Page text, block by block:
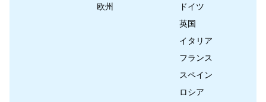
欧州
ドイツ
英国
イタリア
フランス
スペイン
ロシア